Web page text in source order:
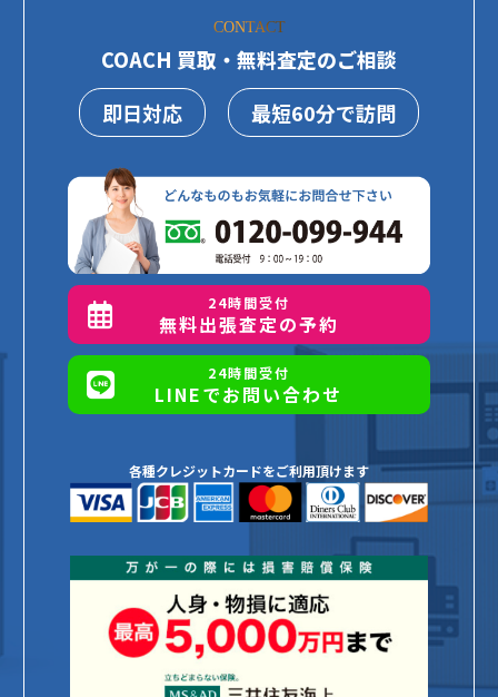
CONTACT
COACH 買取・無料査定のご相談
即日対応
最短60分で訪問
24時間受付
無料出張査定の予約
24時間受付
LINEでお問い合わせ
各種クレジットカードをご利用頂けます